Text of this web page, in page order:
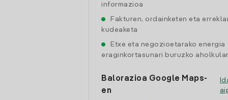
informazioa
Fakturen, ordainketen eta
kudeaketa
Etxe eta negozioetarako energia
eraginkortasunari buruzko
Balorazioa Google Maps-
en